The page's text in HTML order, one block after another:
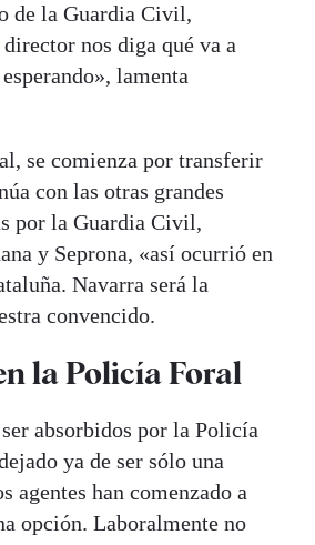
de la Guardia Civil,
nos diga qué va a
lamenta
se comienza por transferir
con las otras grandes
por la Guardia Civil,
y Seprona, «así ocurrió en
Navarra será la
convencido.
la Policía Foral
absorbidos por la Policía
ya de ser sólo una
agentes han comenzado a
opción. Laboralmente no